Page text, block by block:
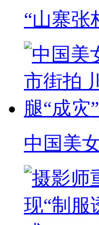
“山寨张
中国美